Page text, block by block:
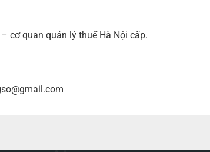
cơ quan quản lý thuế Hà Nội cấp.